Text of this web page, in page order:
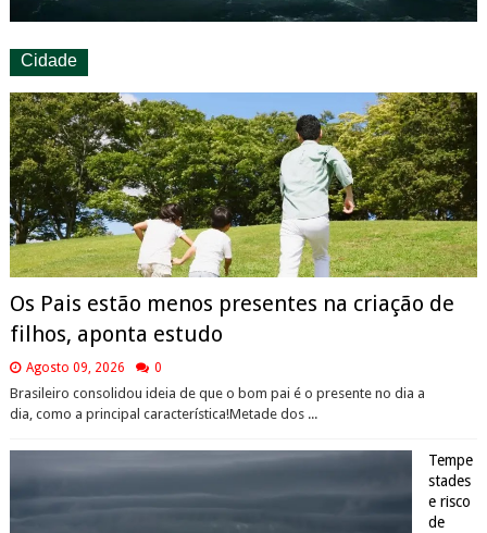
Cidade
Os Pais estão menos presentes na criação de
filhos, aponta estudo
Agosto 09, 2026 0
Brasileiro consolidou ideia de que o bom pai é o presente no dia a
dia, como a principal característica!Metade dos ...
Tempe
stades
e risco
de